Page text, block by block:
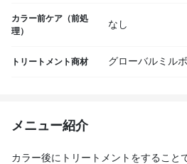
カラー前ケア（前処
理）
なし
トリートメント商材 グローバルミル
メニュー紹介
カラー後にトリートメントをすること